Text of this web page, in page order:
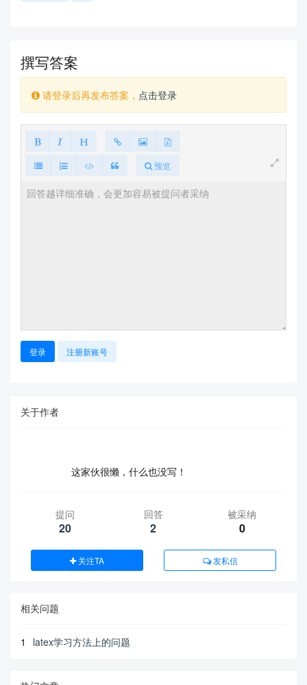
撰写答案
请登录后再发布答案， 点击登录
预览
登录 注册新账号
关于作者
这家伙很懒，什么也没写！
提问
20
回答
2
被采纳
0
关注TA 发私信
相关问题
1 latex学习方法上的问题